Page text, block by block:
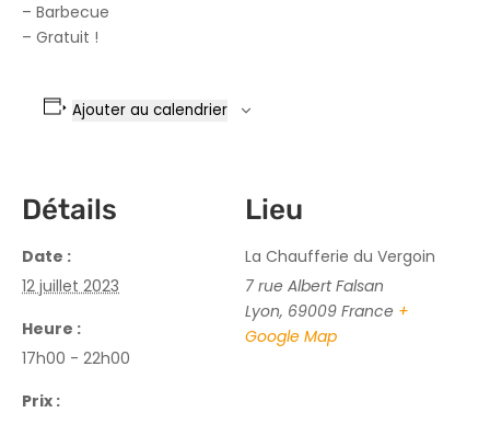
– Barbecue
– Gratuit !
Ajouter au calendrier
Détails
Date :
12 juillet 2023
Heure :
17h00 - 22h00
Prix :
Lieu
La Chaufferie du Vergoin
7 rue Albert Falsan
Lyon, 69009 France +
Google Map